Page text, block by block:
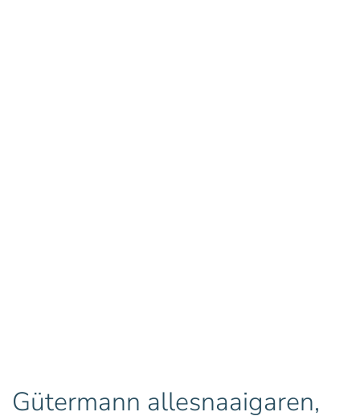
Gütermann allesnaaigaren,